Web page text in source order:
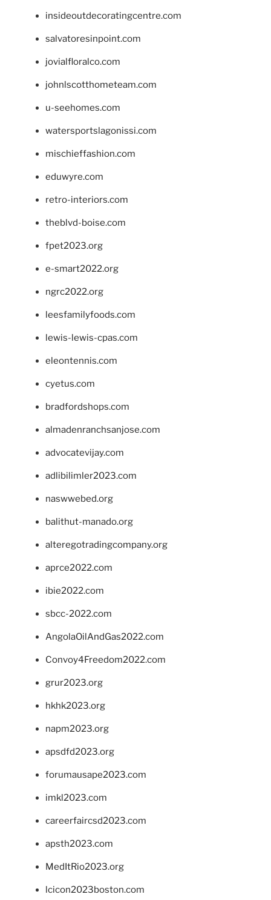
insideoutdecoratingcentre.com
salvatoresinpoint.com
jovialfloralco.com
johnlscotthometeam.com
u-seehomes.com
watersportslagonissi.com
mischieffashion.com
eduwyre.com
retro-interiors.com
theblvd-boise.com
fpet2023.org
e-smart2022.org
ngrc2022.org
leesfamilyfoods.com
lewis-lewis-cpas.com
eleontennis.com
cyetus.com
bradfordshops.com
almadenranchsanjose.com
advocatevijay.com
adlibilimler2023.com
naswwebed.org
balithut-manado.org
alteregotradingcompany.org
aprce2022.com
ibie2022.com
sbcc-2022.com
AngolaOilAndGas2022.com
Convoy4Freedom2022.com
grur2023.org
hkhk2023.org
napm2023.org
apsdfd2023.org
forumausape2023.com
imkl2023.com
careerfaircsd2023.com
apsth2023.com
MedItRio2023.org
lcicon2023boston.com